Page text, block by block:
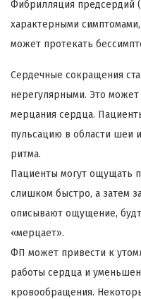
Фибрилляция предсердий
характерными
может протекать
Сердечные сокращения
нерегулярными. Это
мерцания сердца.
пульсацию в области шеи
ритма.
Пациенты могут ощущать
слишком быстро, а затем
описывают ощущение,
«мерцает».
ФП может привести к
работы сердца и
кровообращения.